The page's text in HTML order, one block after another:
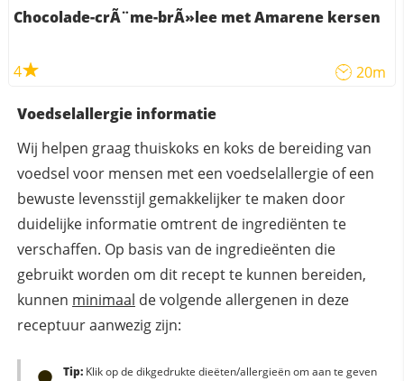
Chocolade-crÃ¨me-brÃ»lee met Amarene kersen
4 20m
Voedselallergie informatie
Wij helpen graag thuiskoks en koks de bereiding van
voedsel voor mensen met een voedselallergie of een
bewuste levensstijl gemakkelijker te maken door
duidelijke informatie omtrent de ingrediënten te
verschaffen. Op basis van de ingredieënten die
gebruikt worden om dit recept te kunnen bereiden,
kunnen minimaal de volgende allergenen in deze
receptuur aanwezig zijn:
Tip:Klik op de dikgedrukte dieëten/allergieën om aan te geven